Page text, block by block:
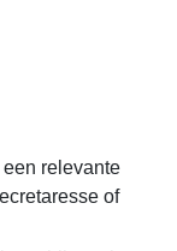
relevante
of